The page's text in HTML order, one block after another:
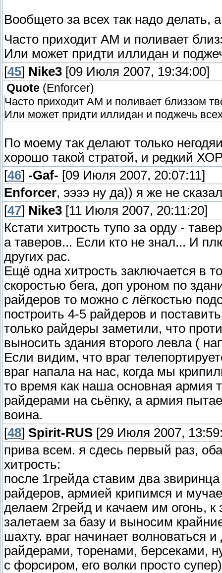
Вообщето за всех так надо делать,
Часто приходит АМ и поливает
Или может придти иллидан и
[45] Nike3 [09 Июля 2007, 19:34:00]
Quote ( Enforcer)
Часто приходит АМ и поливает близзом
Или может придти иллидан и поджечь
По моему так делают только
хорошо такой стратой, и редкий
[46] -Gaf- [09 Июля 2007, 20:07:11]
Enforcer, ээээ ну да)) я же не
[47] Nike3 [11 Июля 2007, 20:11:20]
Кстати хитрость тупо за орду -
а таверов... Если кто не знал... И
других рас.
Ещё одна хитрость заключается в
скоростью бега, доп уроном по
райдеров то можно с лёгкостью
построить 4-5 райдеров и
только райдеры заметили, что
выносить здания второго левла (
Если видим, что враг
враг напала на нас, когда мы
то время как наша основная армия
райдерами на сьёпку, а армия
воина.
[48] Spirit-RUS [29 Июля 2007,
прива всем. я сдесь первый раз,
хитрость:
после 1грейда ставим два
райдеров, армией крипимся и
делаем 2грейд и качаем им огонь,
залетаем за базу и выносим
шахту. враг начинает волноваться
райдерами, торенами, берсеками,
с форсиром, его волки просто